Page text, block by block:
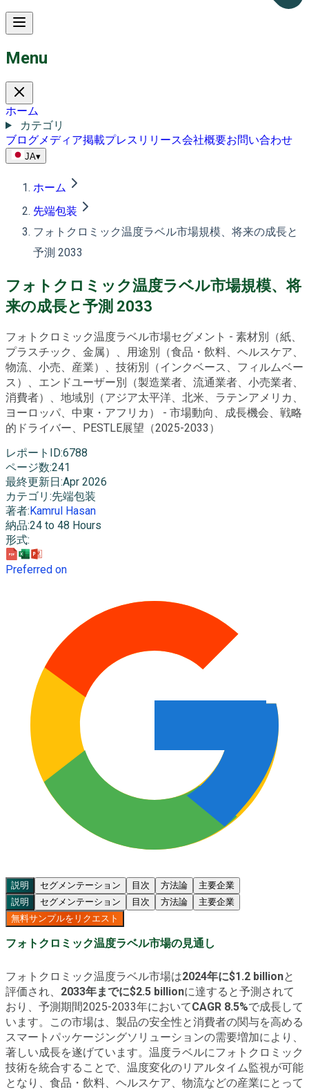
Menu
ホーム
カテゴリ
ブログメディア掲載プレスリリース会社概要お問い合わせ
JA▾
ホーム
先端包装
フォトクロミック温度ラベル市場規模、将来の成長と
予測 2033
フォトクロミック温度ラベル市場規模、将
来の成長と予測 2033
フォトクロミック温度ラベル市場セグメント - 素材別（紙、
プラスチック、金属）、用途別（食品・飲料、ヘルスケア、
物流、小売、産業）、技術別（インクベース、フィルムベー
ス）、エンドユーザー別（製造業者、流通業者、小売業者、
消費者）、地域別（アジア太平洋、北米、ラテンアメリカ、
ヨーロッパ、中東・アフリカ） - 市場動向、成長機会、戦略
的ドライバー、PESTLE展望（2025-2033）
レポートID:6788
ページ数:241
最終更新日 :Apr 2026
カテゴリ :先端包装
著者: Kamrul Hasan
納品:24 to 48 Hours
形式:
Preferred on
説明 セグメンテーション 目次 方法論
主要企業
説明
セグメンテーション 目次 方法論
主要企業
無料サンプルをリクエスト
フォトクロミック温度ラベル市場の見通し
フォトクロミック温度ラベル市場は2024年に$1.2 billionと
評価され、 2033年までに$2.5 billionに達すると予測されて
おり、予測期間2025-2033年においてCAGR 8.5%で成長して
います。この市場は、製品の安全性と消費者の関与を高める
スマートパッケージングソリューションの需要増加により、
著しい成長を遂げています。温度ラベルにフォトクロミック
技術を統合することで、温度変化のリアルタイム監視が可能
となり、食品・飲料、ヘルスケア、物流などの産業にとって